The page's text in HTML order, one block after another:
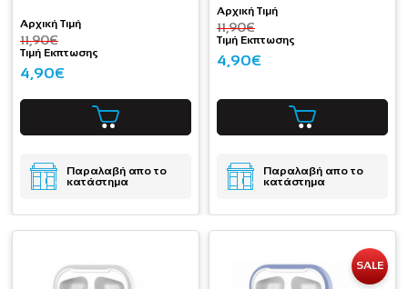
Αρχική Τιμή
11,90€
Τιμή Εκπτωσης
4,90€
Παραλαβή απο το
κατάστημα
Αρχική Τιμή
11,90€
Τιμή Εκπτωσης
4,90€
Παραλαβή απο το
κατάστημα
SALE